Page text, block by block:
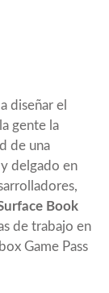
diseñar el
gente la
de una
delgado en
Book
de trabajo en
Game Pass